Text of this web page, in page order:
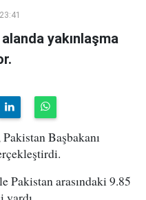
yakınlaşma
Başbakanı
Pakistan arasındaki 9.85